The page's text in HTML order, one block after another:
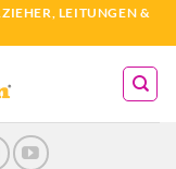
LEITUNGEN &